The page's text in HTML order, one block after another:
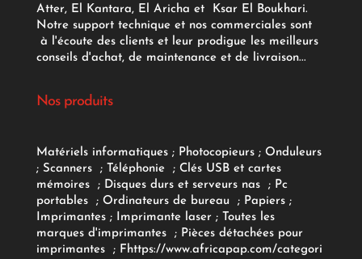
Atter, El Kantara, El Aricha et Ksar El Boukhari.
Notre support technique et nos commerciales sont
à l'écoute des clients et leur prodigue les meilleurs
conseils d'achat, de maintenance et de livraison...
Nos produits
Matériels informatiques; Photocopieurs; Onduleurs
; Scanners ; Téléphonie ; Clés USB et cartes
mémoires
; Disques durs et serveurs nas ; Pc
portables
; Ordinateurs de bureau ; Papiers;
Imprimantes;Imprimante laser; Toutes les
marques d'imprimantes
; Pièces détachées pour
imprimantes
; Fhttps://www.africapap.com/categori